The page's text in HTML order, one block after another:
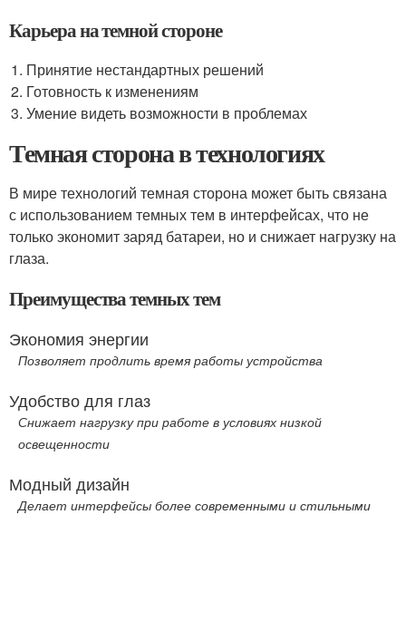
Карьера на темной стороне
Принятие нестандартных решений
Готовность к изменениям
Умение видеть возможности в проблемах
Темная сторона в технологиях
В мире технологий темная сторона может быть связана
с использованием темных тем в интерфейсах, что не
только экономит заряд батареи, но и снижает нагрузку на
глаза.
Преимущества темных тем
Экономия энергии
Позволяет продлить время работы устройства
Удобство для глаз
Снижает нагрузку при работе в условиях низкой
освещенности
Модный дизайн
Делает интерфейсы более современными и стильными